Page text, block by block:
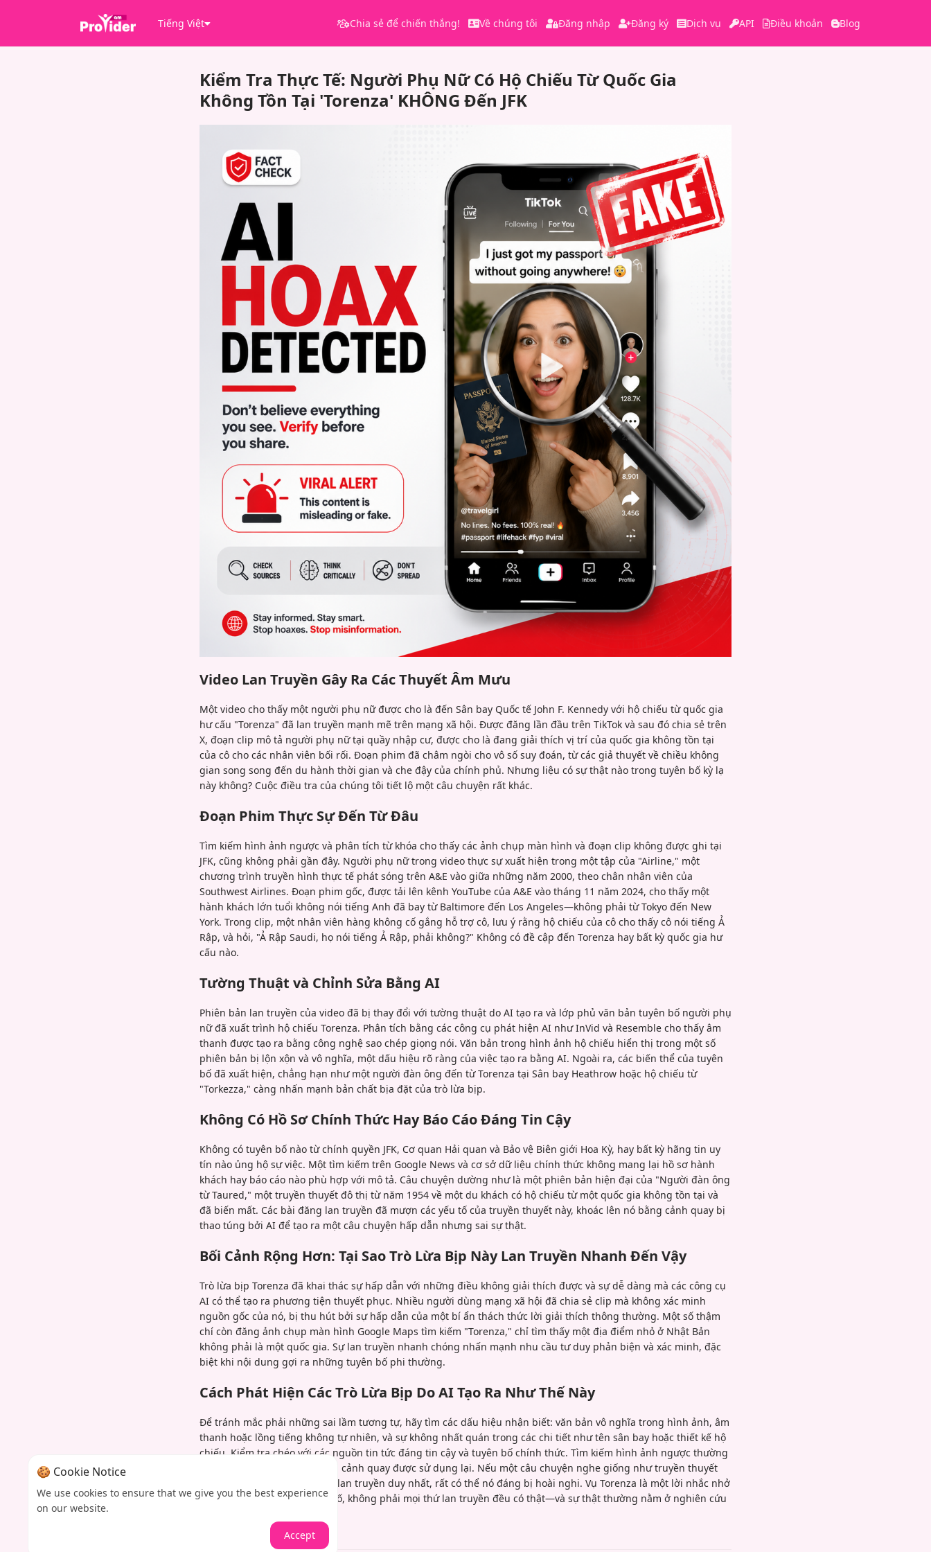
Tiếng Việt Chia sẻ để chiến thắng! Về chúng tôi Đăng nhập Đăng ký Dịch vụ API Điều khoản Blog
Kiểm Tra Thực Tế: Người Phụ Nữ Có Hộ Chiếu Từ Quốc Gia
Không Tồn Tại 'Torenza' KHÔNG Đến JFK
Video Lan Truyền Gây Ra Các Thuyết Âm Mưu
Một video cho thấy một người phụ nữ được cho là đến Sân bay Quốc tế John F. Kennedy với hộ chiếu từ quốc gia
hư cấu "Torenza" đã lan truyền mạnh mẽ trên mạng xã hội. Được đăng lần đầu trên TikTok và sau đó chia sẻ trên
X, đoạn clip mô tả người phụ nữ tại quầy nhập cư, được cho là đang giải thích vị trí của quốc gia không tồn tại
của cô cho các nhân viên bối rối. Đoạn phim đã châm ngòi cho vô số suy đoán, từ các giả thuyết về chiều không
gian song song đến du hành thời gian và che đậy của chính phủ. Nhưng liệu có sự thật nào trong tuyên bố kỳ lạ
này không? Cuộc điều tra của chúng tôi tiết lộ một câu chuyện rất khác.
Đoạn Phim Thực Sự Đến Từ Đâu
Tìm kiếm hình ảnh ngược và phân tích từ khóa cho thấy các ảnh chụp màn hình và đoạn clip không được ghi tại
JFK, cũng không phải gần đây. Người phụ nữ trong video thực sự xuất hiện trong một tập của "Airline," một
chương trình truyền hình thực tế phát sóng trên A&E vào giữa những năm 2000, theo chân nhân viên của
Southwest Airlines. Đoạn phim gốc, được tải lên kênh YouTube của A&E vào tháng 11 năm 2024, cho thấy một
hành khách lớn tuổi không nói tiếng Anh đã bay từ Baltimore đến Los Angeles—không phải từ Tokyo đến New
York. Trong clip, một nhân viên hàng không cố gắng hỗ trợ cô, lưu ý rằng hộ chiếu của cô cho thấy cô nói tiếng Ả
Rập, và hỏi, "Ả Rập Saudi, họ nói tiếng Ả Rập, phải không?" Không có đề cập đến Torenza hay bất kỳ quốc gia hư
cấu nào.
Tường Thuật và Chỉnh Sửa Bằng AI
Phiên bản lan truyền của video đã bị thay đổi với tường thuật do AI tạo ra và lớp phủ văn bản tuyên bố người phụ
nữ đã xuất trình hộ chiếu Torenza. Phân tích bằng các công cụ phát hiện AI như InVid và Resemble cho thấy âm
thanh được tạo ra bằng công nghệ sao chép giọng nói. Văn bản trong hình ảnh hộ chiếu hiển thị trong một số
phiên bản bị lộn xộn và vô nghĩa, một dấu hiệu rõ ràng của việc tạo ra bằng AI. Ngoài ra, các biến thể của tuyên
bố đã xuất hiện, chẳng hạn như một người đàn ông đến từ Torenza tại Sân bay Heathrow hoặc hộ chiếu từ
"Torkezza," càng nhấn mạnh bản chất bịa đặt của trò lừa bịp.
Không Có Hồ Sơ Chính Thức Hay Báo Cáo Đáng Tin Cậy
Không có tuyên bố nào từ chính quyền JFK, Cơ quan Hải quan và Bảo vệ Biên giới Hoa Kỳ, hay bất kỳ hãng tin uy
tín nào ủng hộ sự việc. Một tìm kiếm trên Google News và cơ sở dữ liệu chính thức không mang lại hồ sơ hành
khách hay báo cáo nào phù hợp với mô tả. Câu chuyện dường như là một phiên bản hiện đại của "Người đàn ông
từ Taured," một truyền thuyết đô thị từ năm 1954 về một du khách có hộ chiếu từ một quốc gia không tồn tại và
đã biến mất. Các bài đăng lan truyền đã mượn các yếu tố của truyền thuyết này, khoác lên nó bằng cảnh quay bị
thao túng bởi AI để tạo ra một câu chuyện hấp dẫn nhưng sai sự thật.
Bối Cảnh Rộng Hơn: Tại Sao Trò Lừa Bịp Này Lan Truyền Nhanh Đến Vậy
Trò lừa bịp Torenza đã khai thác sự hấp dẫn với những điều không giải thích được và sự dễ dàng mà các công cụ
AI có thể tạo ra phương tiện thuyết phục. Nhiều người dùng mạng xã hội đã chia sẻ clip mà không xác minh
nguồn gốc của nó, bị thu hút bởi sự hấp dẫn của một bí ẩn thách thức lời giải thích thông thường. Một số thậm
chí còn đăng ảnh chụp màn hình Google Maps tìm kiếm "Torenza," chỉ tìm thấy một địa điểm nhỏ ở Nhật Bản
không phải là một quốc gia. Sự lan truyền nhanh chóng nhấn mạnh nhu cầu tư duy phản biện và xác minh, đặc
biệt khi nội dung gợi ra những tuyên bố phi thường.
Cách Phát Hiện Các Trò Lừa Bịp Do AI Tạo Ra Như Thế Này
Để tránh mắc phải những sai lầm tương tự, hãy tìm các dấu hiệu nhận biết: văn bản vô nghĩa trong hình ảnh, âm
thanh hoặc lồng tiếng không tự nhiên, và sự không nhất quán trong các chi tiết như tên sân bay hoặc thiết kế hộ
chiếu. Kiểm tra chéo với các nguồn tin tức đáng tin cậy và tuyên bố chính thức. Tìm kiếm hình ảnh ngược thường
có thể tiết lộ bối cảnh gốc của cảnh quay được sử dụng lại. Nếu một câu chuyện nghe giống như truyền thuyết
đô thị hoặc dựa trên một clip lan truyền duy nhất, rất có thể nó đáng bị hoài nghi. Vụ Torenza là một lời nhắc nhở
rằng trong thời đại kỹ thuật số, không phải mọi thứ lan truyền đều có thật—và sự thật thường nằm ở nghiên cứu
🍪 Cookie Notice
We use cookies to ensure that we give you the best experience
on our website.
Accept